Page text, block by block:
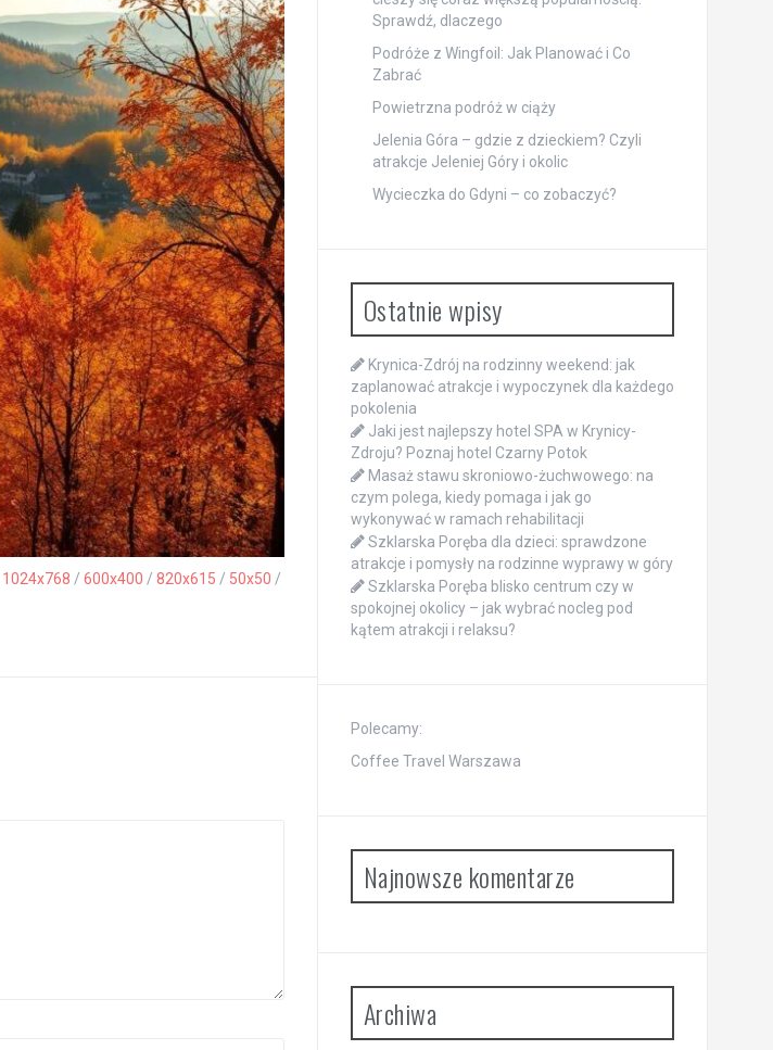
1024x768 / 600x400 / 820x615 / 50x50 /
Sprawdź, dlaczego
Podróże z Wingfoil: Jak Planować i Co
Zabrać
Powietrzna podróż w ciąży
Jelenia Góra – gdzie z dzieckiem? Czyli
atrakcje Jeleniej Góry i okolic
Wycieczka do Gdyni – co zobaczyć?
Ostatnie wpisy
Krynica-Zdrój na rodzinny weekend: jak
zaplanować atrakcje i wypoczynek dla każdego
pokolenia
Jaki jest najlepszy hotel SPA w Krynicy-
Zdroju? Poznaj hotel Czarny Potok
Masaż stawu skroniowo-żuchwowego: na
czym polega, kiedy pomaga i jak go
wykonywać w ramach rehabilitacji
Szklarska Poręba dla dzieci: sprawdzone
atrakcje i pomysły na rodzinne wyprawy w góry
Szklarska Poręba blisko centrum czy w
spokojnej okolicy – jak wybrać nocleg pod
kątem atrakcji i relaksu?
Polecamy:
Coffee Travel Warszawa
Najnowsze komentarze
Archiwa